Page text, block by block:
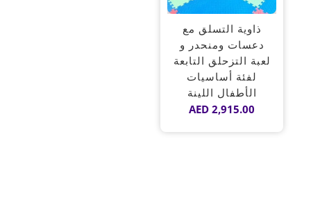
ذاوية التسلق مع
دعسات ومنحدر و
لعبة التزحلق التابعة
لفئة أساسيات
الأطفال اللينة
AED 2,915.00